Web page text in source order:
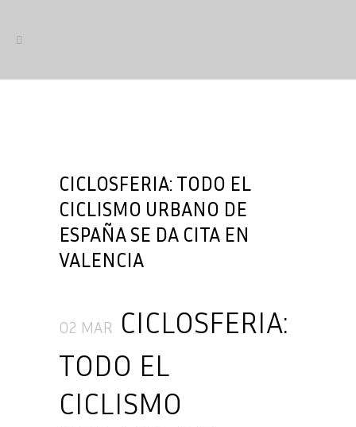
CICLOSFERIA: TODO EL
CICLISMO URBANO DE
ESPAÑA SE DA CITA EN
VALENCIA
02 MAR CICLOSFERIA:
TODO EL
CICLISMO